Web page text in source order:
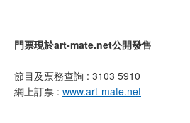
門票現於art-mate.net公開發售
節目及票務查詢 : 3103 5910
網上訂票 : www.art-mate.net